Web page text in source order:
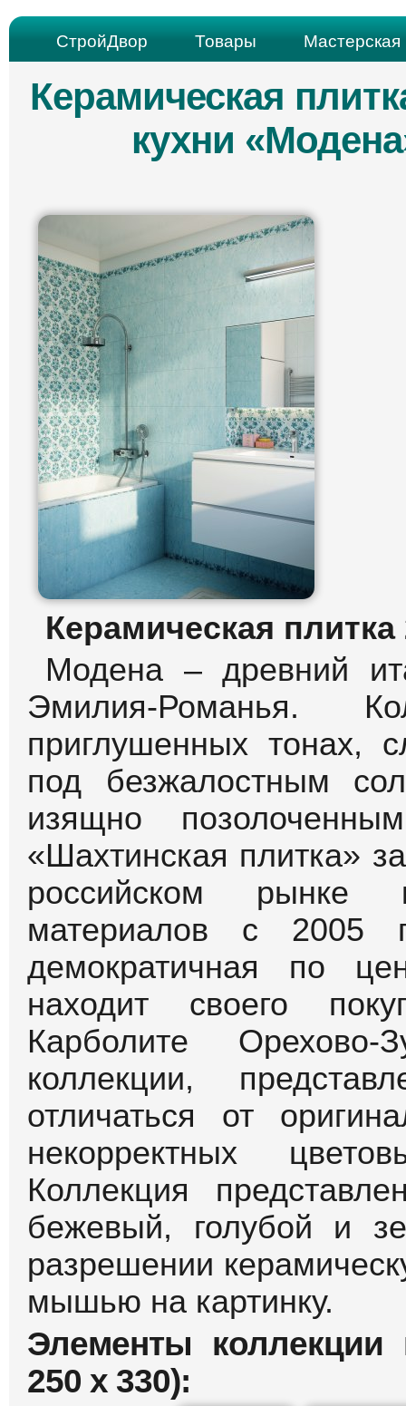
СтройДвор Товары Мастерская
Керамическая
кухни
Керамическая
Модена – древний
Эмилия-Романья.
приглушенных тонах,
под безжалостным
изящно
«Шахтинская плитка»
российском рынке
материалов с 2005
демократичная по
находит своего
Карболите Орехово-
коллекции,
отличаться от
некорректных
Коллекция
бежевый, голубой и
разрешении
мышью на картинку.
Элементы коллекции
250 х 330):